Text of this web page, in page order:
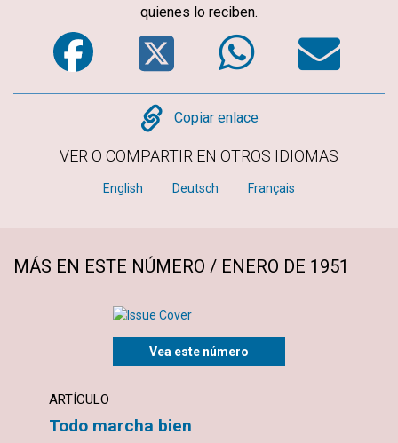
quienes lo reciben.
Facebook
Twitter
Copy
Copiar enlace
VER O COMPARTIR EN OTROS IDIOMAS
English Deutsch Français
MÁS EN ESTE NÚMERO / ENERO DE 1951
Vea este número
ARTÍCULO
Todo marcha bien